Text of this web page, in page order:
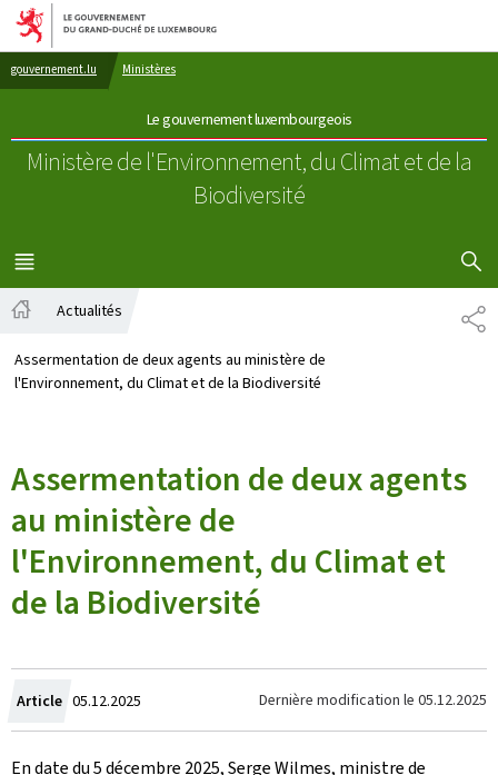
Aller au menu principal
Aller au contenu
gouvernement.lu Ministères
Le gouvernement luxembourgeois
Ministère de l'Environnement, du Climatet de la
Biodiversité
MENU
PRINCIPAL
Actualités
Assermentation de deux agents au ministère de
l'Environnement, du Climat et de la Biodiversité
Assermentation de deux agents
au ministère de
l'Environnement, du Climat et
de la Biodiversité
Article Crée
le
05.12.2025 Dernière modification le 05.12.2025
En date du 5 décembre 2025, Serge Wilmes, ministre de